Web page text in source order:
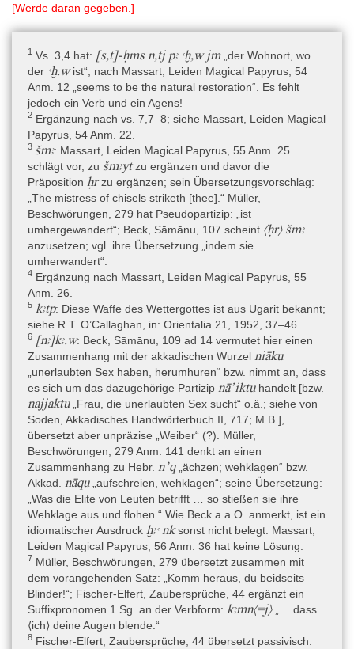
(Epochen und Dynastien) » Pharaonische Zeit » Neues Reich »
20. Dynastie,
(Epochen und Dynastien) » Pharaonische Zeit » Neues Reich »
19. Dynastie
Die Datierung erfolgte nach paläographischen und sprachlichen
Kriterien (siehe im Detail Beck 2015, 99), wobei „Zeichenformen
ebenso wie orthographische Details […] für die frühe 19. (oder
sogar späteste 18.?) Dynastie“ sprechen, jedenfalls nicht für die
20. Dynastie (Quack 2019, 78, Anm. 3).
Textsorte
Sammelhandschrift
Inhalt
Die Mehrzahl der enthaltenen 14 Beschwörungen entfällt auf
Abwehrzauber gegen die (noch unidentifizierte) Krankheit
Samanu / Achu ( ꜥḫ.w ). Acht Beschwörungen sind zweimal
vorhanden, der Wortlaut ist zu großen Teilen identisch, zum Teil
werden nur die Krankheitsbegriffe ausgetauscht. In diesen Texten
kommt in erheblichem Maße vorderasiatisches Lehnvokabular
zum Einsatz (Götter, Toponyme; der Krankheitsbegriff Samanu ist
ein Lehnwort, Achu „Brand“ die ägyptische Übersetzung; vgl. noch
Fischer-Elfert 2011). Eine weitere, inhaltsverwandte Beschwörung
richtet sich gegen „Brennen auf dem Unterschenkel“ ( nzr ḫpr ḥr
; rt. 26,15–27,6), dazu eine gegen Fußschmerzen (rd.wj
mr=sn; vs. 23–24), eine gegen eine unbekannte Krankheit (rt.
25,1+x+2–26,2), dazu gibt es eine weitere zur Aktivierung der
Wirksamkeit eines Amulettes (rt. 27,7–28) und verschiedene
kleine Beschwörungen (vs. 25). Außerdem sind wenige
medizinische Rezepte, in Fragmenten, enthalten (rt. 26,3–12).
Die Überschrift der Handschrift ist nicht erhalten, die
Beschwörungen beginnen meist mit k.t šnt „andere
Beschwörung“ oder nurk.t „andere“ (vgl. Beck 2015, 99–100).
[Werde daran gegeben.]
1 Vs. 3,4 hat: [s,t]-ḥms n,tj pꜣ ꜥḫ,w jm„der Wohnort, wo
der ꜥḫ.wist“; nach Massart, Leiden Magical Papyrus, 54
Anm. 12 „seems to be the natural restoration“. Es fehlt
jedoch ein Verb und ein Agens!
2 Ergänzung nach vs. 7,7–8; siehe Massart, Leiden Magical
Papyrus, 54 Anm. 22.
3 šmꜣ: Massart, Leiden Magical Papyrus, 55 Anm. 25
schlägt vor, zu šmꜣytzu ergänzen und davor die
Präposition ḥrzu ergänzen; sein Übersetzungsvorschlag:
„The mistress of chisels striketh [thee].“ Müller,
Beschwörungen, 279 hat Pseudopartizip: „ist
umhergewandert“; Beck, Sāmānu, 107 scheint ⟨ḥr⟩ šmꜣ
anzusetzen; vgl. ihre Übersetzung „indem sie
umherwandert“.
4 Ergänzung nach Massart, Leiden Magical Papyrus, 55
Anm. 26.
5 kꜣtp: Diese Waffe des Wettergottes ist aus Ugarit bekannt;
siehe R.T. O’Callaghan, in: Orientalia 21, 1952, 37–46.
6 [nꜣ]kꜣ.w: Beck, Sāmānu, 109 ad 14 vermutet hier einen
Zusammenhang mit der akkadischen Wurzel niāku
„unerlaubten Sex haben, herumhuren“ bzw. nimmt an, dass
es sich um das dazugehörige Partizip nā’iktuhandelt [bzw.
najjaktu„Frau, die unerlaubten Sex sucht“ o.ä.; siehe von
Soden, Akkadisches Handwörterbuch II, 717; M.B.],
übersetzt aber unpräzise „Weiber“ (?). Müller,
Beschwörungen, 279 Anm. 141 denkt an einen
Zusammenhang zu Hebr. n’q„ächzen; wehklagen“ bzw.
Akkad. nāqu„aufschreien, wehklagen“; seine Übersetzung:
„Was die Elite von Leuten betrifft … so stießen sie ihre
Wehklage aus und flohen.“ Wie Beck a.a.O. anmerkt, ist ein
idiomatischer Ausdruck ḫꜣꜥ nksonst nicht belegt. Massart,
Leiden Magical Papyrus, 56 Anm. 36 hat keine Lösung.
7 Müller, Beschwörungen, 279 übersetzt zusammen mit
dem vorangehenden Satz: „Komm heraus, du beidseits
Blinder!“; Fischer-Elfert, Zaubersprüche, 44 ergänzt ein
Suffixpronomen 1.Sg. an der Verbform: kꜣmn⟨=j⟩„… dass
⟨ich⟩ deine Augen blende.“
8 Fischer-Elfert, Zaubersprüche, 44 übersetzt passivisch: